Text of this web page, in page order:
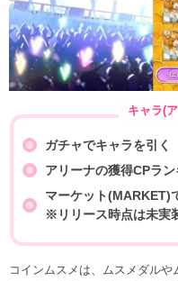
キャラ(
ガチャでキャラを引く
アリーナの獲得CPラ
マーケット(MARKET)
※リリース時点は未実
コインムスメは、ムスメダルや